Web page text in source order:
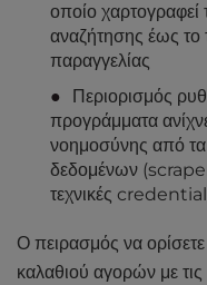
οποίο
αναζήτησης έως το
παραγγελίας
Περιορισμός
προγράμματα
νοημοσύνης από
δεδομένων
τεχνικές
Ο πειρασμός να
καλαθιού αγορών με